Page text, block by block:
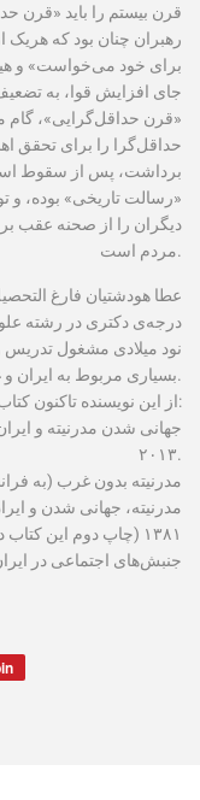
قرن بیستم را باید «قرن
رهبران چنان بود که هریک
برای خود می‌خواست» و
جای افزایش قوا، به
«قرن حداقل‌گرایی»، گام
حداقل‌گرا را برای تحقق
برداشت، پس از سقوط
«رسالت تاریخی» بوده، و
دیگران را از صحنه عقب
مردم است.
عطا هودشتیان فارغ
درجه‌ی دکتری در رشته
نود ميلادی مشغول تدريس
بسیاری مربوط به ایران و غرب منتشر شده است.
از این نویسنده تاکنون کتاب‌های زیر منتشر شده است:
۲۰۱۳.
- مدرنیته بدون غرب (به
۱۳۸۱ (چاپ دوم این کتاب در ۲۰۱۳ در تورنتو به چاپ رسید)
- جنبش‌های اجتماعی در